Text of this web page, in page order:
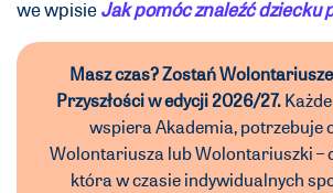
we wpisieJak pomóc znaleźć dziecku
Masz czas? Zostań
Przyszłości w edycji 2026/27.Każde
wspiera Akademia, potrzebuje
Wolontariusza lub Wolontariuszki –
która w czasie indywidualnych